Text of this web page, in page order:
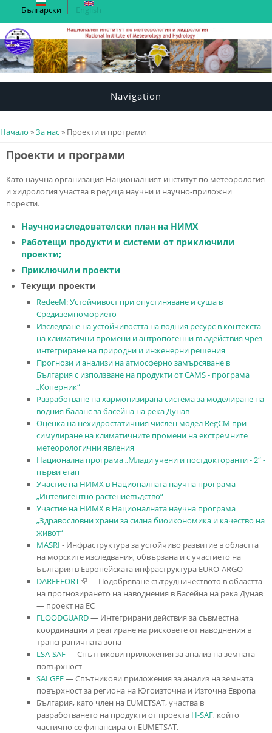
Български English
Navigation
You are here
Начало »За нас» Проекти и програми
Проекти и програми
Като научна организация Националният институт по метеорология
и хидрология участва в редица научни и научно-приложни
поректи.
Научноизследователски план на НИМХ
Работещи продукти и системи от приключили
проекти;
Приключили проекти
Текущи проекти
RedeeM: Устойчивост при опустиняване и суша в
Средиземноморието
Изследване на устойчивостта на водния ресурс в контекста
на климатични промени и антропогенни въздействия чрез
интегриране на природни и инженерни решения
Прогнози и анализи на атмосферно замърсяване в
България с използване на продукти от CAMS - програма
„Коперник“
Разработване на хармонизирана система за моделиране на
водния баланс за басейна на река Дунав
Оценка на нехидростатичния числен модел RegCM при
симулиране на климатичните промени на екстремните
метеорологични явления
Национална програма „Млади учени и постдокторанти - 2“ -
първи етап
Участие на НИМХ в Националната научна програма
„Интелигентно растениевъдство“
Участие на НИМХ в Националната научна програма
„Здравословни храни за силна биоикономика и качество на
живот“
MASRI - Инфраструктура за устойчиво развитие в областта
на морските изследвания, обвързана и с участието на
България в Европейската инфраструктура EURO-ARGO
DAREFFORT(link is external)
— Подобряване сътрудничеството в областта
на прогнозирането на наводнения в Басейна на река Дунав
— проект на ЕС
FLOODGUARD— Интегрирани действия за съвместна
координация и реагиране на рисковете от наводнения в
трансграничната зона
LSA-SAF— Спътникови приложения за анализ на земната
повърхност
SALGEE— Спътникови приложения за анализ на земната
повърхност за региона на Югоизточна и Източна Европа
България, като член на EUMETSAT, участва в
разработването на продукти от проекта H-SAF, който
частично се финансира от EUMETSAT.